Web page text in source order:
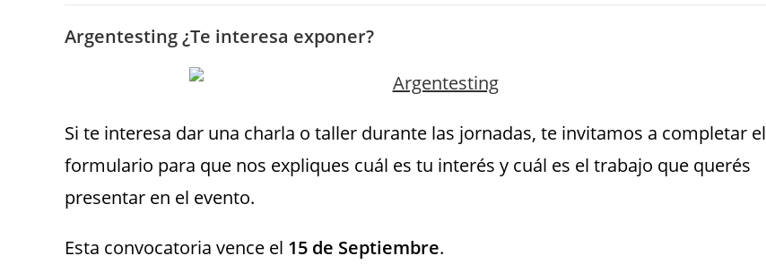
Argentesting ¿Te interesa exponer?
Si te interesa dar una charla o taller durante las jornadas, te invitamos a completar el
formulario para que nos expliques cuál es tu interés y cuál es el trabajo que querés
presentar en el evento.
Esta convocatoria vence el 15 de Septiembre.